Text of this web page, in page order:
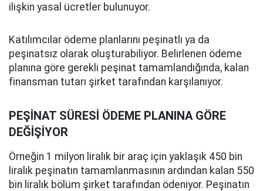
ilişkin yasal ücretler bulunuyor.
Katılımcılar ödeme planlarını peşinatlı ya da
peşinatsız olarak oluşturabiliyor. Belirlenen ödeme
planına göre gerekli peşinat tamamlandığında, kalan
finansman tutarı şirket tarafından karşılanıyor.
PEŞİNAT SÜRESİ ÖDEME PLANINA GÖRE
DEĞİŞİYOR
Örneğin 1 milyon liralık bir araç için yaklaşık 450 bin
liralık peşinatın tamamlanmasının ardından kalan 550
bin liralık bölüm şirket tarafından ödeniyor. Peşinatın